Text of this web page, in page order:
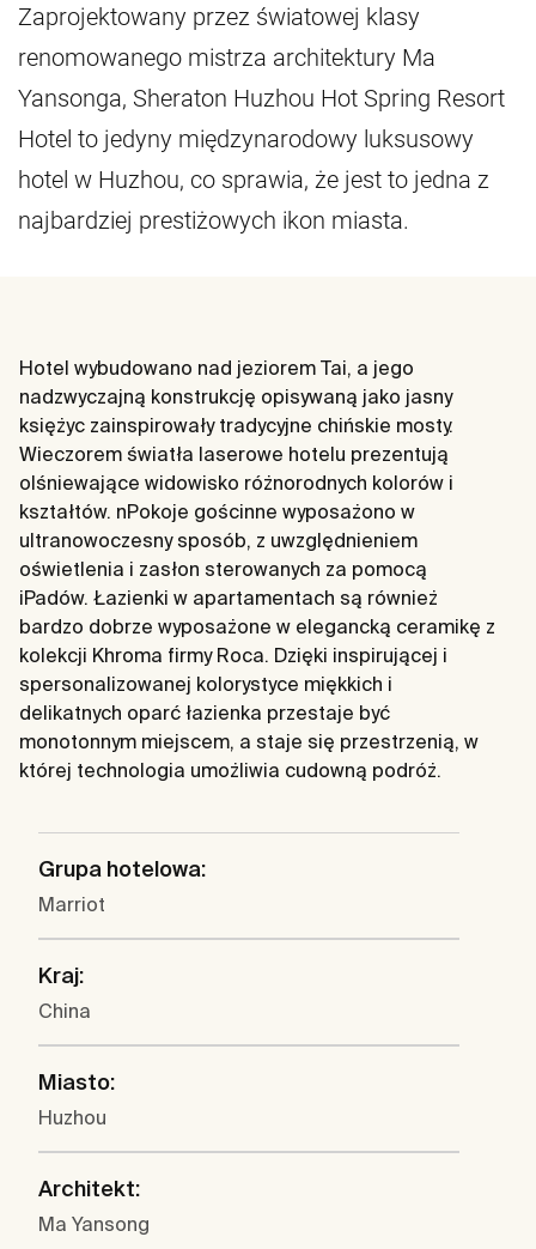
Zaprojektowany przez światowej klasy
renomowanego mistrza architektury Ma
Yansonga, Sheraton Huzhou Hot Spring Resort
Hotel to jedyny międzynarodowy luksusowy
hotel w Huzhou, co sprawia, że jest to jedna z
najbardziej prestiżowych ikon miasta.
Hotel wybudowano nad jeziorem Tai, a jego
nadzwyczajną konstrukcję opisywaną jako jasny
księżyc zainspirowały tradycyjne chińskie mosty.
Wieczorem światła laserowe hotelu prezentują
olśniewające widowisko różnorodnych kolorów i
kształtów. nPokoje gościnne wyposażono w
ultranowoczesny sposób, z uwzględnieniem
oświetlenia i zasłon sterowanych za pomocą
iPadów. Łazienki w apartamentach są również
bardzo dobrze wyposażone w elegancką ceramikę z
kolekcji Khroma firmy Roca. Dzięki inspirującej i
spersonalizowanej kolorystyce miękkich i
delikatnych oparć łazienka przestaje być
monotonnym miejscem, a staje się przestrzenią, w
której technologia umożliwia cudowną podróż.
Grupa hotelowa:
Marriot
Kraj:
China
Miasto:
Huzhou
Architekt:
Ma Yansong